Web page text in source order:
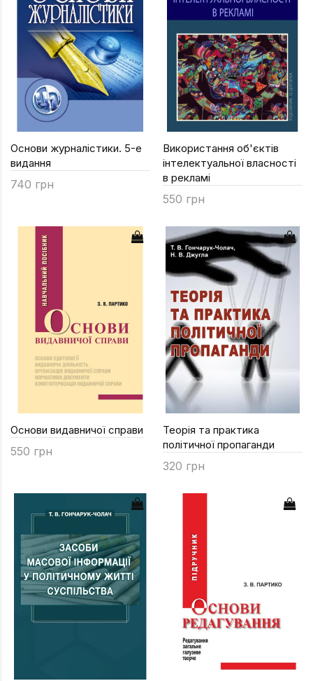
Основи журналістики. 5-е
видання
740 грн
Використання об'єктів
інтелектуальної власності
в рекламі
550 грн
Основи видавничої справи
550 грн
Теорія та практика
політичної пропаганди
320 грн